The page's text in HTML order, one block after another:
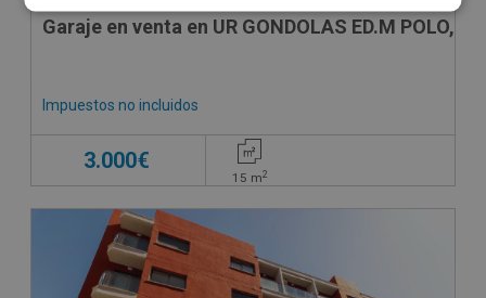
Garaje en venta en UR GONDOLAS ED.M POLO, -
Impuestos no incluidos
3.000€
15 m2
OBRA NUEVA